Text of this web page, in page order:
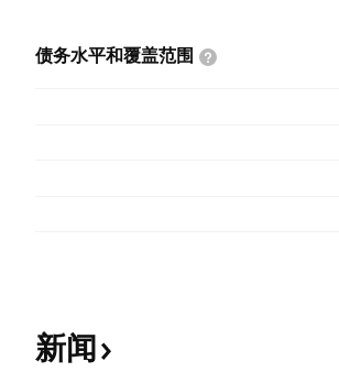
债务水平和覆盖范围
新闻